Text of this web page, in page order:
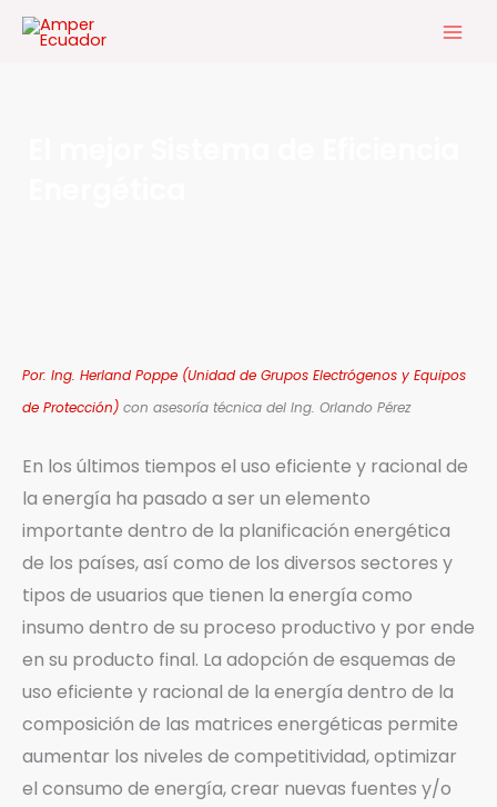
Por: Ing. Herland Poppe (Unidad de Grupos Electrógenos y Equipos
de Protección) con asesoría técnica del Ing. Orlando Pérez
En los últimos tiempos el uso eficiente y racional de
la energía ha pasado a ser un elemento
importante dentro de la planificación energética
de los países, así como de los diversos sectores y
tipos de usuarios que tienen la energía como
insumo dentro de su proceso productivo y por ende
en su producto final. La adopción de esquemas de
uso eficiente y racional de la energía dentro de la
composición de las matrices energéticas permite
aumentar los niveles de competitividad, optimizar
el consumo de energía, crear nuevas fuentes y/o